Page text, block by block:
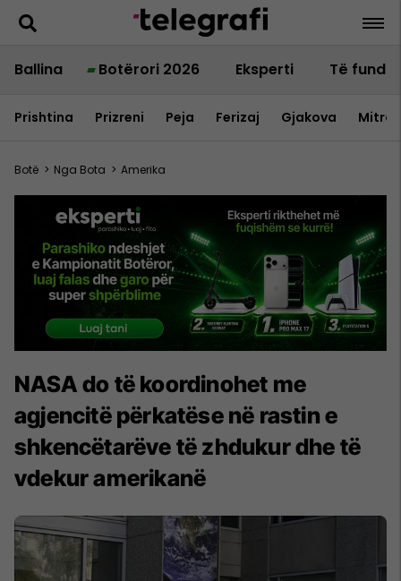
Ballina Botërori 2026 Eksperti Të fundit
Prishtina Prizreni Peja Ferizaj Gjakova
Botë > Nga Bota > Amerika
NASA do të koordinohet me
agjencitë përkatëse në rastin e
shkencëtarëve të zhdukur dhe të
vdekur amerikanë